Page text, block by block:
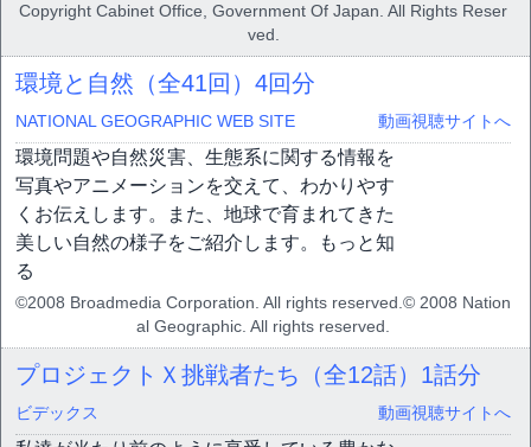
Copyright Cabinet Office, Government Of Japan. All Rights Reser
ved.
環境と自然（全41回） 4回分
NATIONAL GEOGRAPHIC WEB SITE 動画視聴サイトへ
環境問題や自然災害、生態系に関する情報を
写真やアニメーションを交えて、わかりやす
くお伝えします。また、地球で育まれてきた
美しい自然の様子をご紹介します。もっと知
る
©2008 Broadmedia Corporation. All rights reserved.© 2008 Nation
al Geographic. All rights reserved.
プロジェクトＸ挑戦者たち（全12話） 1話分
ビデックス 動画視聴サイトへ